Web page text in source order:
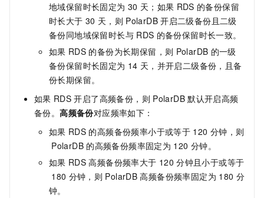
地域保留时长固定为 30 天；如果 RDS 的备份保留
时长大于 30 天，则 PolarDB 开启二级备份且二级
备份同地域保留时长与 RDS 的备份保留时长一致。
如果 RDS 的备份为长期保留，则 PolarDB 的一级
备份保留时长固定为 14 天，并开启二级备份，且备
份长期保留。
如果 RDS 开启了高频备份，则 PolarDB 默认开启高频
备份。高频备份对应频率如下：
如果 RDS 的高频备份频率小于或等于 120 分钟，则
PolarDB 的高频备份频率固定为 120 分钟。
如果 RDS 高频备份频率大于 120 分钟且小于或等于
180 分钟，则 PolarDB 高频备份频率固定为 180 分
钟。